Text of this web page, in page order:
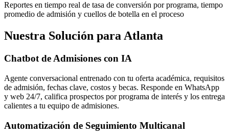
Reportes en tiempo real de tasa de conversión por programa, tiempo
promedio de admisión y cuellos de botella en el proceso
Nuestra Solución para Atlanta
Chatbot de Admisiones con IA
Agente conversacional entrenado con tu oferta académica, requisitos
de admisión, fechas clave, costos y becas. Responde en WhatsApp
y web 24/7, califica prospectos por programa de interés y los entrega
calientes a tu equipo de admisiones.
Automatización de Seguimiento Multicanal